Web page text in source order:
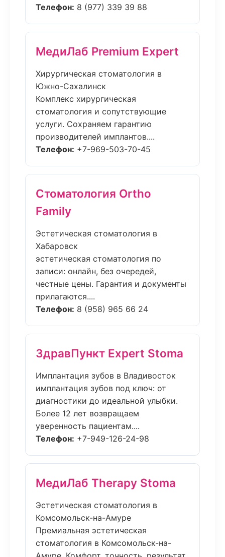
Телефон: 8 (977) 339 39 88
МедиЛаб Premium Expert
Хирургическая стоматология в
Южно-Сахалинск
Комплекс хирургическая
стоматология и сопутствующие
услуги. Сохраняем гарантию
производителей имплантов....
Телефон: +7-969-503-70-45
Стоматология Ortho
Family
Эстетическая стоматология в
Хабаровск
эстетическая стоматология по
записи: онлайн, без очередей,
честные цены. Гарантия и документы
прилагаются....
Телефон: 8 (958) 965 66 24
ЗдравПункт Expert Stoma
Имплантация зубов в Владивосток
имплантация зубов под ключ: от
диагностики до идеальной улыбки.
Более 12 лет возвращаем
уверенность пациентам....
Телефон: +7-949-126-24-98
МедиЛаб Therapy Stoma
Эстетическая стоматология в
Комсомольск-на-Амуре
Премиальная эстетическая
стоматология в Комсомольск-на-